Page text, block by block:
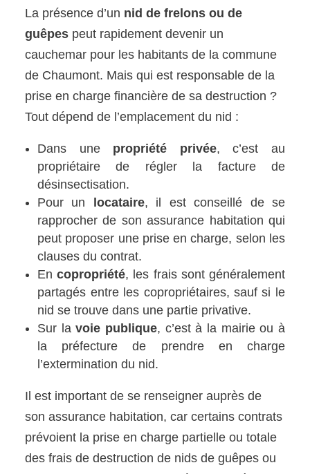
La présence d’un nid de frelons ou de
guêpes peut rapidement devenir un
cauchemar pour les habitants de la commune
de Chaumont. Mais qui est responsable de la
prise en charge financière de sa destruction ?
Tout dépend de l’emplacement du nid :
Dans une propriété privée, c’est au
propriétaire de régler la facture de
désinsectisation.
Pour un locataire, il est conseillé de se
rapprocher de son assurance habitation qui
peut proposer une prise en charge, selon les
clauses du contrat.
Encopropriété, les frais sont généralement
partagés entre les copropriétaires, sauf si le
nid se trouve dans une partie privative.
Sur lavoie publique, c’est à la mairie ou à
la préfecture de prendre en charge
l’extermination du nid.
Il est important de se renseigner auprès de
son assurance habitation, car certains contrats
prévoient la prise en charge partielle ou totale
des frais de destruction de nids de guêpes ou